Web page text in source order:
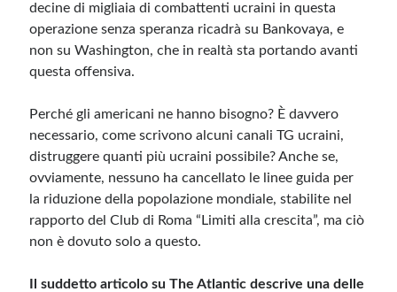
decine di migliaia di combattenti ucraini in questa
operazione senza speranza ricadrà su Bankovaya, e
non su Washington, che in realtà sta portando avanti
questa offensiva.
Perché gli americani ne hanno bisogno? È davvero
necessario, come scrivono alcuni canali TG ucraini,
distruggere quanti più ucraini possibile? Anche se,
ovviamente, nessuno ha cancellato le linee guida per
la riduzione della popolazione mondiale, stabilite nel
rapporto del Club di Roma “Limiti alla crescita”, ma ciò
non è dovuto solo a questo.
Il suddetto articolo su The Atlantic descrive una delle